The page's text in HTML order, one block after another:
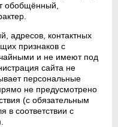
обобщённый,
адресов, контактных
признаков с
и не имеют под
сайта не
персональные
не предусмотрено
(с обязательным
в соответствии с